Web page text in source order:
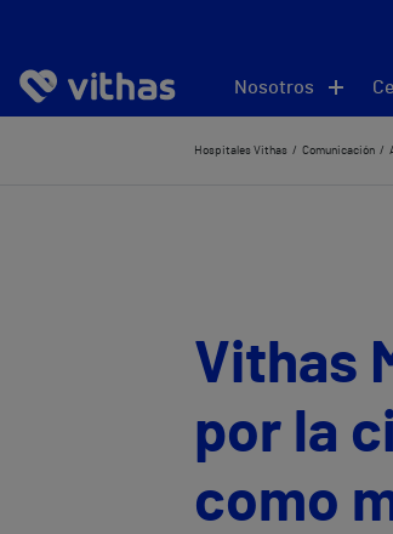
Nosotros
Hospitales Vithas Comunicación
Vithas
por la
como